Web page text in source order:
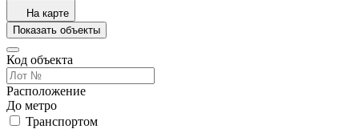
На карте
Показать объекты
Код объекта
Расположение
До метро
Транспортом